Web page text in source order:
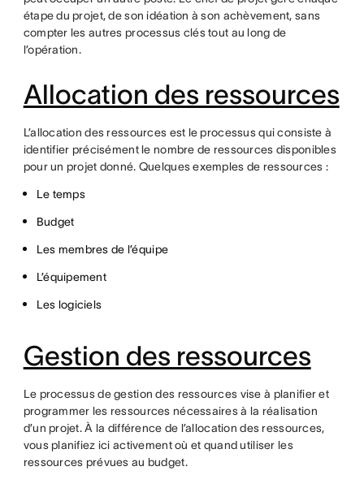
étape du projet, de son idéation à son achèvement, sans
compter les autres processus clés tout au long de
l’opération.
Allocation des ressources
L’allocation des ressources est le processus qui consiste à
identifier précisément le nombre de ressources disponibles
pour un projet donné. Quelques exemples de ressources :
Le temps
Budget
Les membres de l’équipe
L’équipement
Les logiciels
Gestion des ressources
Le processus de gestion des ressources vise à planifier et
programmer les ressources nécessaires à la réalisation
d’un projet. À la différence de l’allocation des ressources,
vous planifiez ici activement où et quand utiliser les
ressources prévues au budget.